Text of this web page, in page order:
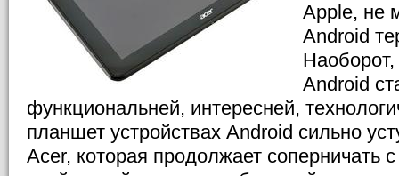
Apple, не
Android
Android
функциональней, интересней,
планшет устройствах Android сильно
Acer, которая продолжает соперничать